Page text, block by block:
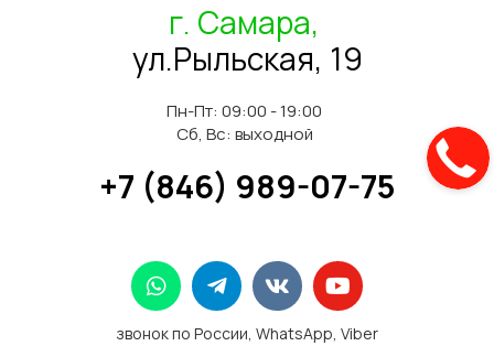
г. Самара,
ул.Рыльская, 19
Пн-Пт: 09:00 - 19:00
Сб, Вс: выходной
+7 (846) 989-07-75
звонок по России, WhatsApp, Viber